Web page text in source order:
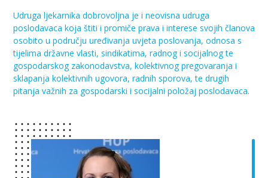
Udruga ljekarnika dobrovoljna je i neovisna udruga
poslodavaca koja štiti i promiče prava i interese svojih članova
osobito u području uređivanja uvjeta poslovanja, odnosa s
tijelima državne vlasti, sindikatima, radnog i socijalnog te
gospodarskog zakonodavstva, kolektivnog pregovaranja i
sklapanja kolektivnih ugovora, radnih sporova, te drugih
pitanja važnih za gospodarski i socijalni položaj poslodavaca.